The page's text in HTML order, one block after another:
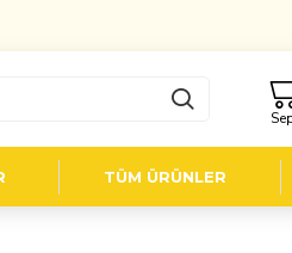
TÜM ÜRÜNLER